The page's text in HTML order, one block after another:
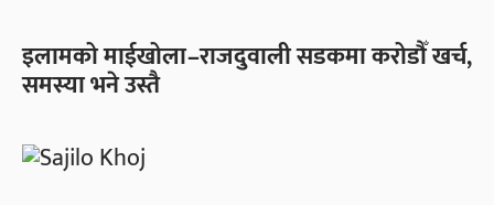
इलामको माईखोला–राजदुवाली सडकमा करोडौँ खर्च,
समस्या भने उस्तै